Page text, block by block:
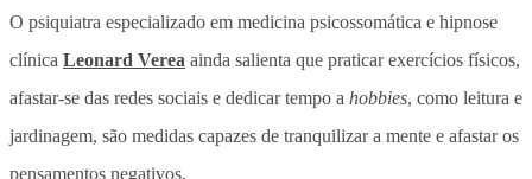
O psiquiatra especializado em medicina psicossomática e hipnose
clínica Leonard Verea ainda salienta que praticar exercícios físicos,
afastar-se das redes sociais e dedicar tempo a hobbies, como leitura e
jardinagem, são medidas capazes de tranquilizar a mente e afastar os
pensamentos negativos.